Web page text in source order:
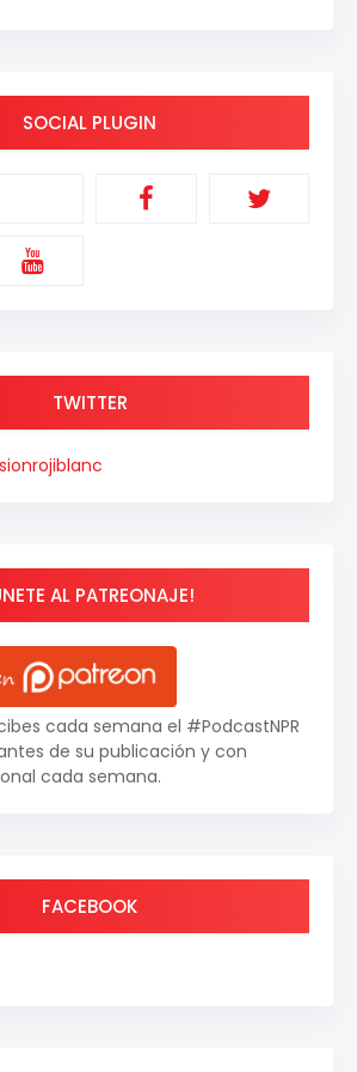
SOCIAL PLUGIN
TWITTER
AL PATREONAJE!
cada semana el #PodcastNPR
de su publicación y con
cada semana.
FACEBOOK